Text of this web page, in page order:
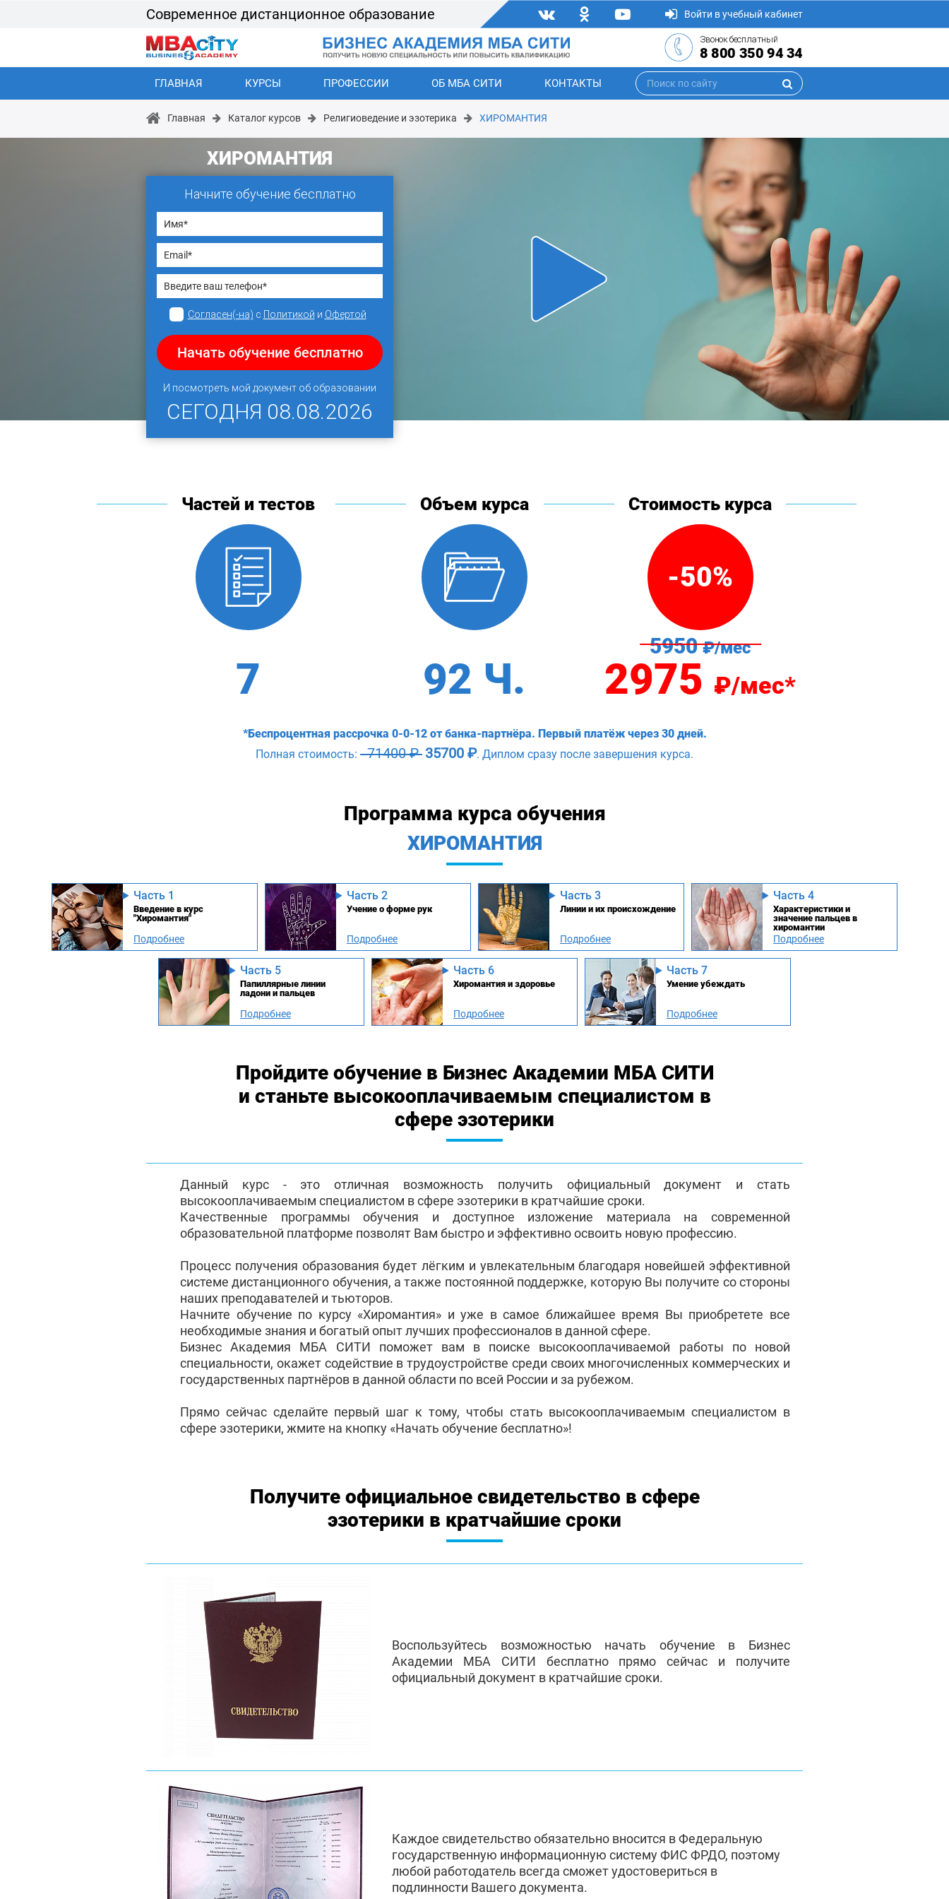
Современное дистанционное образование Войти в учебный кабинет
Звонок бесплатный
8 800 350 94 34
ГЛАВНАЯ КУРСЫ ПРОФЕССИИ ОБ МБА СИТИ КОНТАКТЫ
Главная Каталог курсов Религиоведение и эзотерика ХИРОМАНТИЯ
ХИРОМАНТИЯ
Начните обучение бесплатно
Согласен(-на) с Политикой и Офертой
Начать обучение бесплатно
И посмотреть мой документ об образовании
СЕГОДНЯ 08.08.2026
Частей и тестов
7
Объем курса
92 Ч.
Стоимость курса
-50%
5950₽/мес
2975 ₽/мес*
*Беспроцентная рассрочка 0-0-12 от банка-партнёра. Первый платёж через 30 дней.
Полная стоимость: 71400 ₽ 35700 ₽. Диплом сразу после завершения курса.
Программа курса обучения
ХИРОМАНТИЯ
Часть 1
Введение в курс
"Хиромантия"
Подробнее
Часть 2
Учение о форме рук
Подробнее
Часть 3
Линии и их происхождение
Подробнее
Часть 4
Характеристики и
значение пальцев в
хиромантии
Подробнее
Часть 5
Папиллярные линии
ладони и пальцев
Подробнее
Часть 6
Хиромантия и здоровье
Подробнее
Часть 7
Умение убеждать
Подробнее
Пройдите обучение в Бизнес Академии МБА СИТИ
и станьте высокооплачиваемым специалистом в
сфере эзотерики
Данный курс - это отличная возможность получить официальный документ и стать
высокооплачиваемым специалистом в сфере эзотерики в кратчайшие сроки.
Качественные программы обучения и доступное изложение материала на современной
образовательной платформе позволят Вам быстро и эффективно освоить новую профессию.
Процесс получения образования будет лёгким и увлекательным благодаря новейшей эффективной
системе дистанционного обучения, а также постоянной поддержке, которую Вы получите со стороны
наших преподавателей и тьюторов.
Начните обучение по курсу «Хиромантия» и уже в самое ближайшее время Вы приобретете все
необходимые знания и богатый опыт лучших профессионалов в данной сфере.
Бизнес Академия МБА СИТИ поможет вам в поиске высокооплачиваемой работы по новой
специальности, окажет содействие в трудоустройстве среди своих многочисленных коммерческих и
государственных партнёров в данной области по всей России и за рубежом.
Прямо сейчас сделайте первый шаг к тому, чтобы стать высокооплачиваемым специалистом в
сфере эзотерики, жмите на кнопку «Начать обучение бесплатно»!
Получите официальное свидетельство в сфере
эзотерики в кратчайшие сроки
Воспользуйтесь возможностью начать обучение в Бизнес
Академии МБА СИТИ бесплатно прямо сейчас и получите
официальный документ в кратчайшие сроки.
Каждое свидетельство обязательно вносится в Федеральную
государственную информационную систему ФИС ФРДО, поэтому
любой работодатель всегда сможет удостовериться в
подлинности Вашего документа.